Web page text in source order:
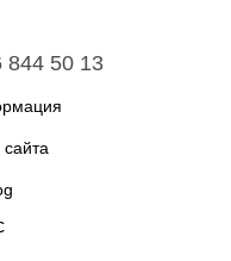
844 50 13